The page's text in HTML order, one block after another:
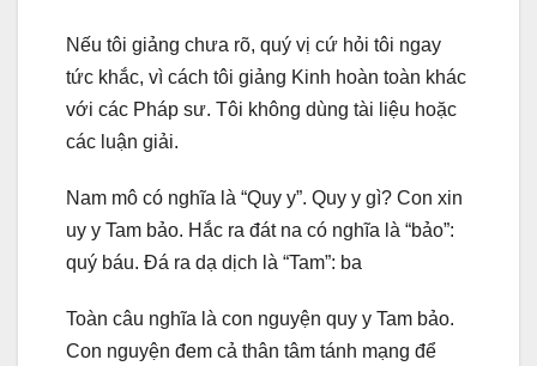
Nếu tôi giảng chưa rõ, quý vị cứ hỏi tôi ngay
tức khắc, vì cách tôi giảng Kinh hoàn toàn khác
với các Pháp sư. Tôi không dùng tài liệu hoặc
các luận giải.
Nam mô có nghĩa là “Quy y”. Quy y gì? Con xin
uy y Tam bảo. Hắc ra đát na có nghĩa là “bảo”:
quý báu. Đá ra dạ dịch là “Tam”: ba
Toàn câu nghĩa là con nguyện quy y Tam bảo.
Con nguyện đem cả thân tâm tánh mạng để